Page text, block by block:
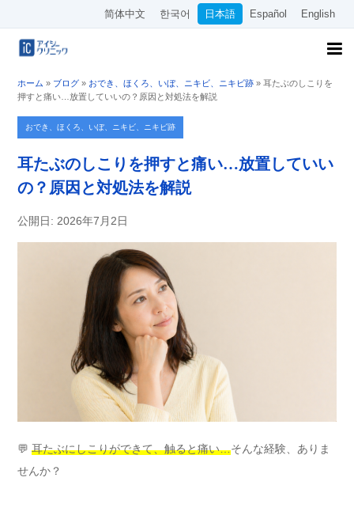
简体中文 한국어 日本語 Español English
ホーム » ブログ » おでき、ほくろ、いぼ、ニキビ、ニキビ跡 » 耳たぶのしこりを
押すと痛い…放置していいの？原因と対処法を解説
おでき、ほくろ、いぼ、ニキビ、ニキビ跡
耳たぶのしこりを押すと痛い…放置していい
の？原因と対処法を解説
公開日: 2026年7月2日
💬 耳たぶにしこりができて、触ると痛い…そんな経験、ありま
せんか？